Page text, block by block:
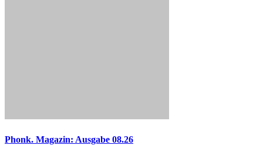
Phonk. Magazin: Ausgabe 08.26